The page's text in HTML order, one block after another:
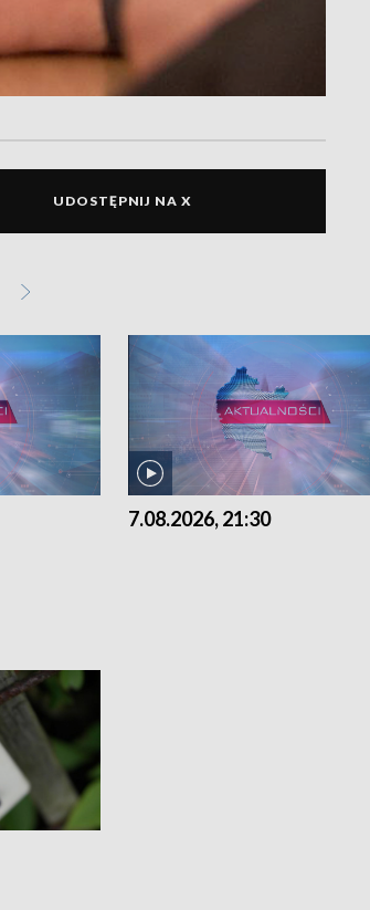
UDOSTĘPNIJ NA X
7.08.2026, 21:30